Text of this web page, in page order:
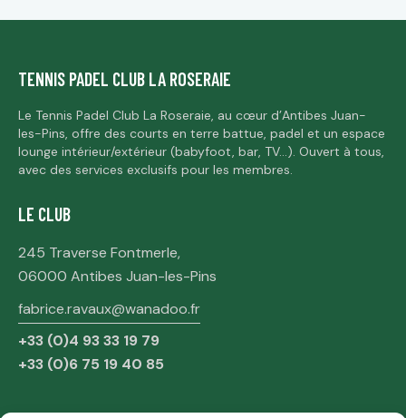
TENNIS PADEL CLUB LA ROSERAIE
Le Tennis Padel Club La Roseraie, au cœur d’Antibes Juan-
les-Pins, offre des courts en terre battue, padel et un espace
lounge intérieur/extérieur (babyfoot, bar, TV…). Ouvert à tous,
avec des services exclusifs pour les membres.
LE CLUB
245 Traverse Fontmerle,
06000 Antibes Juan-les-Pins
fabrice.ravaux@wanadoo.fr
+33 (0)4 93 33 19 79
+33 (0)6 75 19 40 85